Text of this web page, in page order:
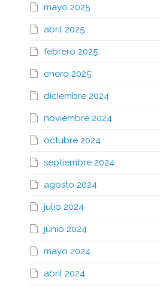
mayo 2025
abril 2025
febrero 2025
enero 2025
diciembre 2024
noviembre 2024
octubre 2024
septiembre 2024
agosto 2024
julio 2024
junio 2024
mayo 2024
abril 2024